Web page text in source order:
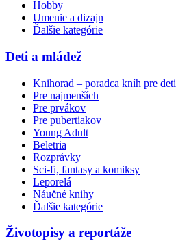
Hobby
Umenie a dizajn
Ďalšie kategórie
Deti a mládež
Knihorad – poradca kníh pre deti
Pre najmenších
Pre prvákov
Pre pubertiakov
Young Adult
Beletria
Rozprávky
Sci-fi, fantasy a komiksy
Leporelá
Náučné knihy
Ďalšie kategórie
Životopisy a reportáže